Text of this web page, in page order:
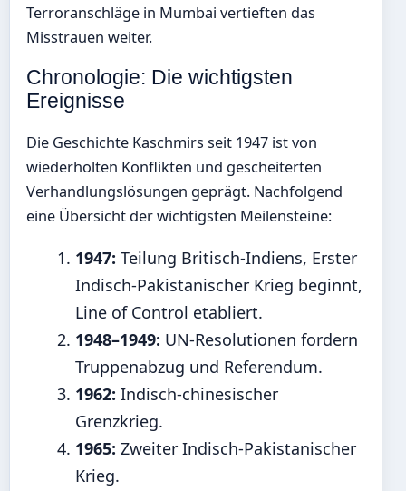
Terroranschläge in Mumbai vertieften das
Misstrauen weiter.
Chronologie: Die wichtigsten
Ereignisse
Die Geschichte Kaschmirs seit 1947 ist von
wiederholten Konflikten und gescheiterten
Verhandlungslösungen geprägt. Nachfolgend
eine Übersicht der wichtigsten Meilensteine:
1947: Teilung Britisch-Indiens, Erster
Indisch-Pakistanischer Krieg beginnt,
Line of Control etabliert.
1948–1949: UN-Resolutionen fordern
Truppenabzug und Referendum.
1962: Indisch-chinesischer
Grenzkrieg.
1965: Zweiter Indisch-Pakistanischer
Krieg.